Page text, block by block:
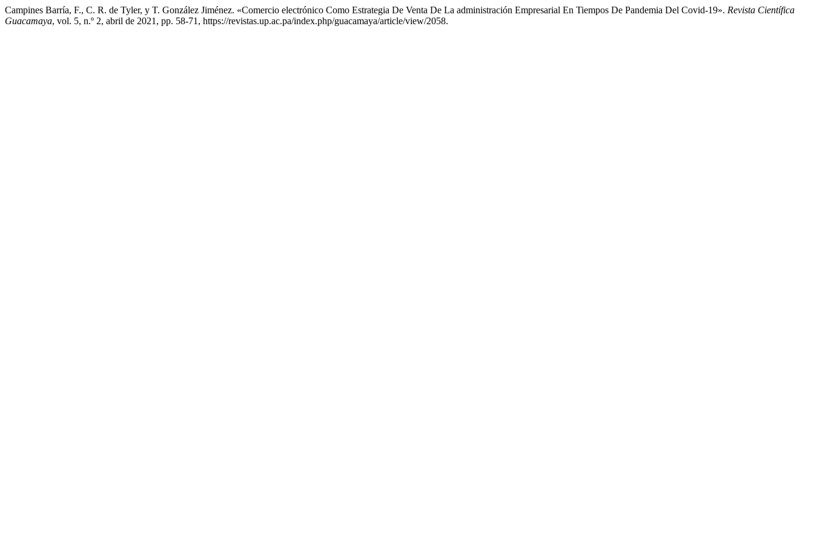
Campines Barría, F., C. R. de Tyler, y T. González Jiménez. «Comercio electrónico Como Estrategia De Venta De La administración Empresarial En Tiempos De Pandemia Del Covid-19». Revista Científica
Guacamaya, vol. 5, n.º 2, abril de 2021, pp. 58-71, https://revistas.up.ac.pa/index.php/guacamaya/article/view/2058.